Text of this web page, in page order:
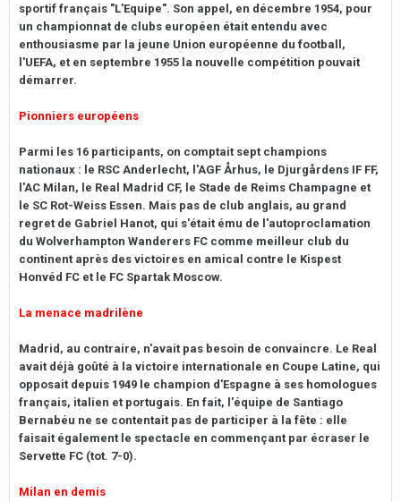
sportif français "L'Equipe". Son appel, en décembre 1954, pour
un championnat de clubs européen était entendu avec
enthousiasme par la jeune Union européenne du football,
l'UEFA, et en septembre 1955 la nouvelle compétition pouvait
démarrer.
Pionniers européens
Parmi les 16 participants, on comptait sept champions
nationaux : le RSC Anderlecht, l'AGF Århus, le Djurgårdens IF FF,
l'AC Milan, le Real Madrid CF, le Stade de Reims Champagne et
le SC Rot-Weiss Essen. Mais pas de club anglais, au grand
regret de Gabriel Hanot, qui s'était ému de l'autoproclamation
du Wolverhampton Wanderers FC comme meilleur club du
continent après des victoires en amical contre le Kispest
Honvéd FC et le FC Spartak Moscow.
La menace madrilène
Madrid, au contraire, n'avait pas besoin de convaincre. Le Real
avait déjà goûté à la victoire internationale en Coupe Latine, qui
opposait depuis 1949 le champion d'Espagne à ses homologues
français, italien et portugais. En fait, l'équipe de Santiago
Bernabéu ne se contentait pas de participer à la fête : elle
faisait également le spectacle en commençant par écraser le
Servette FC (tot. 7-0).
Milan en demis